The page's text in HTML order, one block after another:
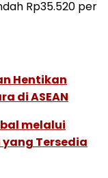
Rp35.520 per
Hentikan
di ASEAN
melalui
yang Tersedia